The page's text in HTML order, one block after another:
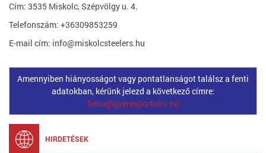
Cím: 3535 Miskolc, Szépvölgy u. 4.
Telefonszám: +36309853259
E-mail cím: info@miskolcsteelers.hu
Amennyiben hiányosságot vagy pontatlanságot találsz a fenti
adatokban, kérünk jelezd a következő címre:
hello@gyeresportolni.hu
HIRDETÉSEK